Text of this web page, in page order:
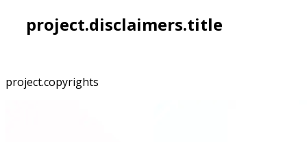
project.disclaimers.title
project.copyrights